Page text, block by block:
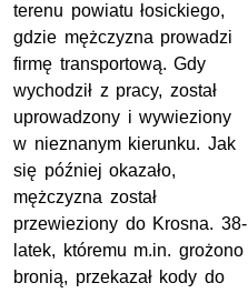
terenu powiatu łosickiego,
gdzie mężczyzna prowadzi
firmę transportową. Gdy
wychodził z pracy, został
uprowadzony i wywieziony
w nieznanym kierunku. Jak
się później okazało,
mężczyzna został
przewieziony do Krosna. 38-
latek, któremu m.in. grożono
bronią, przekazał kody do